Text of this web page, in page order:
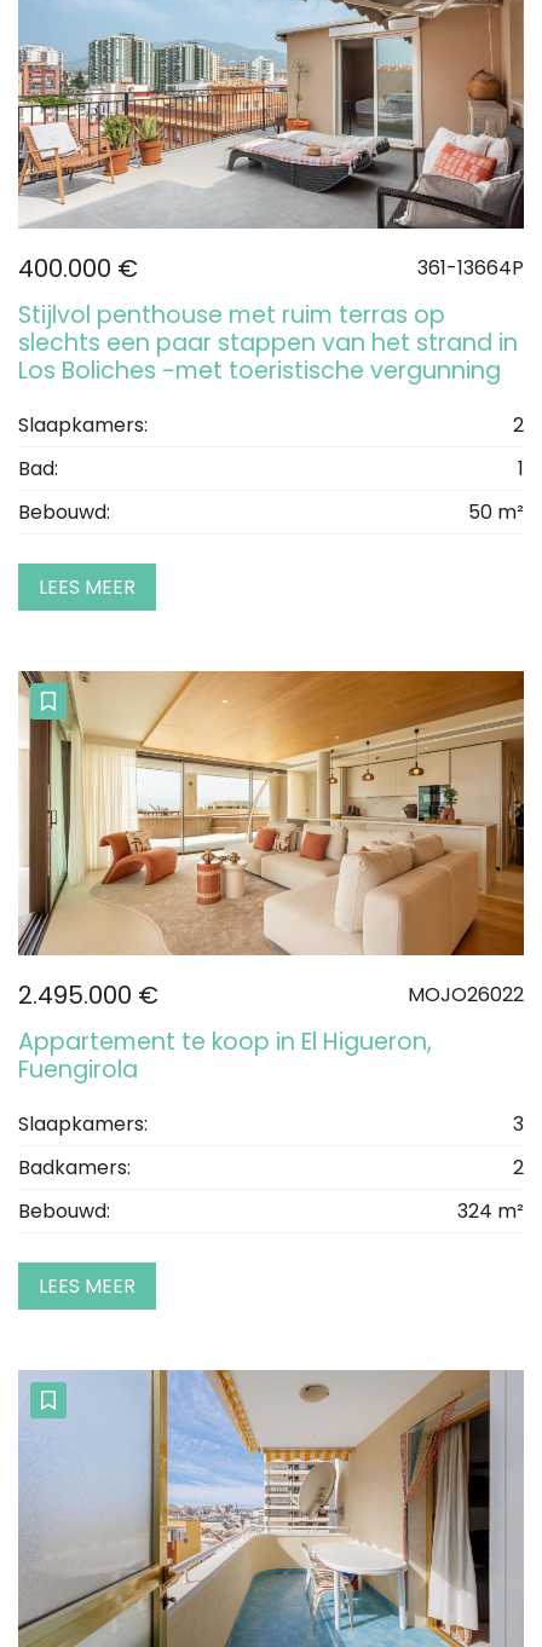
400.000 € 361-13664P
Stijlvol penthouse met ruim terras op
slechts een paar stappen van het strand in
Los Boliches -met toeristische vergunning
Slaapkamers:
2
Bad:
1
Bebouwd:
50 m²
LEES MEER
2.495.000 € MOJO26022
Appartement te koop in El Higueron,
Fuengirola
Slaapkamers:
3
Badkamers:
2
Bebouwd:
324 m²
LEES MEER